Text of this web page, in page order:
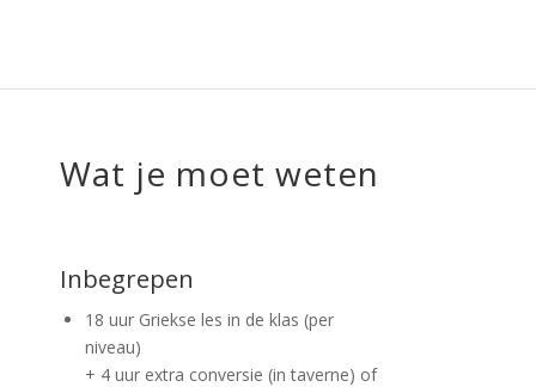
Wat je moet weten
Inbegrepen
18 uur Griekse les in de klas (per
niveau)
+ 4 uur extra conversie (in taverne) of